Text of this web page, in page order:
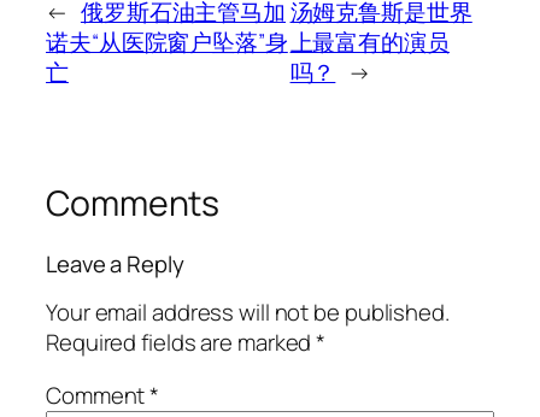
← 俄罗斯石油主管马加
诺夫“从医院窗户坠落”身
亡
汤姆克鲁斯是世界
上最富有的演员
吗？
→
Comments
Leave a Reply
Your email address will not be published.
Required fields are marked*
Comment*